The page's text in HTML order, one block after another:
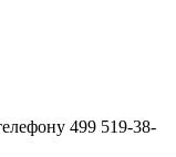
499 519-38-